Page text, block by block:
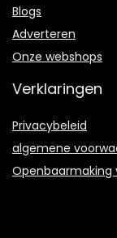
Blogs
Adverteren
Onze webshops
Verklaringen
Privacybeleid
algemene
Openbaarmaking